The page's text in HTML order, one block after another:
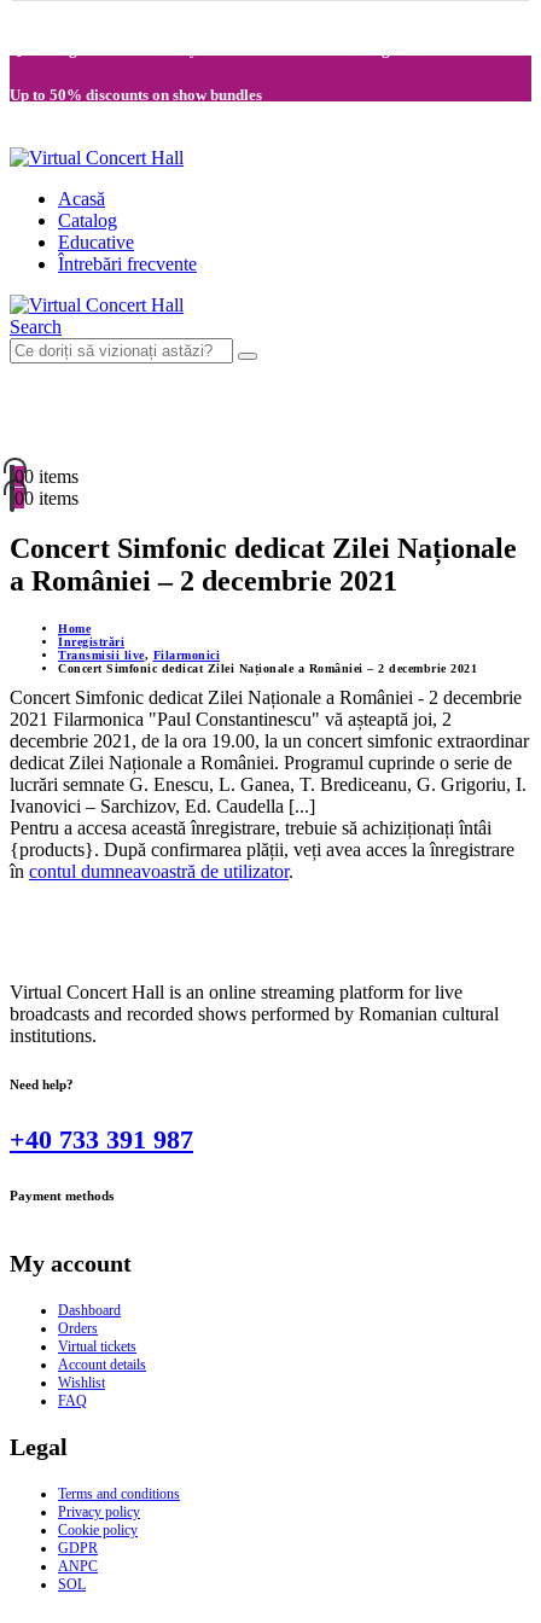
Up to 50% discounts on show bundles
Acasă
Catalog
Educative
Întrebări frecvente
Search
00 items
00 items
Concert Simfonic dedicat Zilei Naționale
a României – 2 decembrie 2021
Home
Înregistrări
Transmisii live, Filarmonici
Concert Simfonic dedicat Zilei Naționale a României – 2 decembrie 2021
Concert Simfonic dedicat Zilei Naționale a României - 2 decembrie
2021 Filarmonica "Paul Constantinescu" vă așteaptă joi, 2
decembrie 2021, de la ora 19.00, la un concert simfonic extraordinar
dedicat Zilei Naționale a României. Programul cuprinde o serie de
lucrări semnate G. Enescu, L. Ganea, T. Brediceanu, G. Grigoriu, I.
Ivanovici – Sarchizov, Ed. Caudella [...]
Pentru a accesa această înregistrare, trebuie să achiziționați întâi
{products}. După confirmarea plății, veți avea acces la înregistrare
în contul dumneavoastră de utilizator.
Virtual Concert Hall is an online streaming platform for live
broadcasts and recorded shows performed by Romanian cultural
institutions.
Need help?
+40 733 391 987
Payment methods
My account
Dashboard
Orders
Virtual tickets
Account details
Wishlist
FAQ
Legal
Terms and conditions
Privacy policy
Cookie policy
GDPR
ANPC
SOL